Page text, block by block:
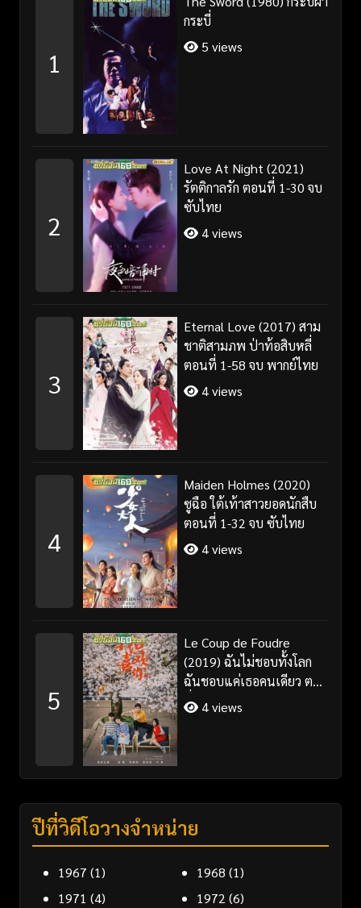
1
กระบี่
5 views
2
Love At Night (2021)
รัตติกาลรัก ตอนที่ 1-30 จบ
ซับไทย
4 views
3
Eternal Love (2017) สาม
ชาติสามภพ ป่าท้อสิบหลี่
ตอนที่ 1-58 จบ พากย์ไทย
4 views
4
Maiden Holmes (2020)
ซูฉือ ใต้เท้าสาวยอดนักสืบ
ตอนที่ 1-32 จบ ซับไทย
4 views
5
Le Coup de Foudre
(2019) ฉันไม่ชอบทั้งโลก
ฉันชอบแค่เธอคนเดียว ตอน
ที่ 1-35 จบ ซับไทย
4 views
ปีที่วิดีโอวางจำหน่าย
1967 (1) 1968 (1)
1971 (4) 1972 (6)